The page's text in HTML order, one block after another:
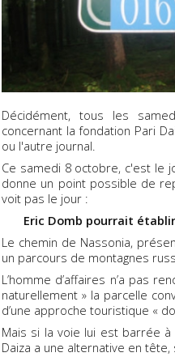
Décidément, tous les
concernant la fondation Pari
ou l'autre journal.
Ce samedi 8 octobre, c'est le
donne un point possible de
voit pas le jour :
Eric Domb pourrait
Le chemin de Nassonia,
un parcours de montagnes
L’homme d’affaires n’a pas
naturellement » la parcelle
d’une approche touristique «
Mais si la voie lui est barrée
Daiza a une alternative en tête,